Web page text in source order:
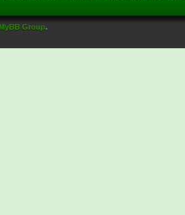
Group.